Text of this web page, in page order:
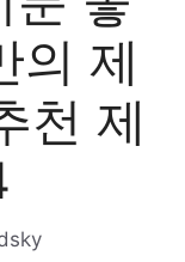
의 제
천 제